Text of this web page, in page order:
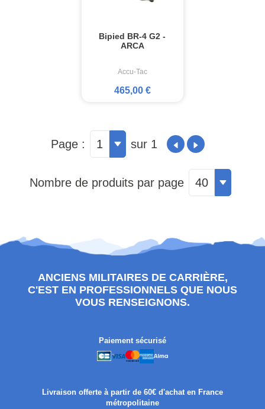
Bipied BR-4 G2 -
ARCA
Accu-Tac
465,00 €
Page : 1 sur 1
Nombre de produits par page 40
ANCIENS MILITAIRES DE CARRIÈRE,
C'EST EN PROFESSIONNELS QUE NOUS
VOUS RENSEIGNONS.
Paiement sécurisé
Livraison offerte à partir de 60€ d'achat en France
métropolitaine